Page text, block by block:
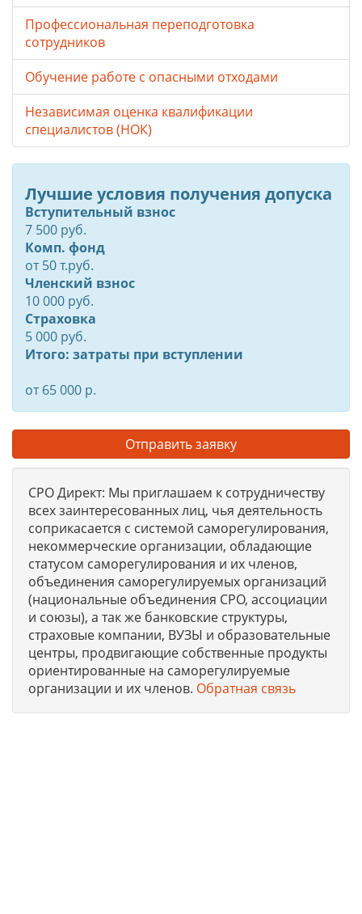
Профессиональная переподготовка
сотрудников
Обучение работе с опасными отходами
Независимая оценка квалификации
специалистов (НОК)
Лучшие условия получения допуска
Вступительный взнос
7 500 руб.
Комп. фонд
от50т.руб.
Членский взнос
10 000 руб.
Страховка
5 000 руб.
Итого: затраты при вступлении
от 65 000 р.
Отправить заявку
СРО Директ: Мы приглашаем к сотрудничеству
всех заинтересованных лиц, чья деятельность
соприкасается с системой саморегулирования,
некоммерческие организации, обладающие
статусом саморегулирования и их членов,
объединения саморегулируемых организаций
(национальные объединения СРО, ассоциации
и союзы), а так же банковские структуры,
страховые компании, ВУЗЫ и образовательные
центры, продвигающие собственные продукты
ориентированные на саморегулируемые
организации и их членов. Обратная связь